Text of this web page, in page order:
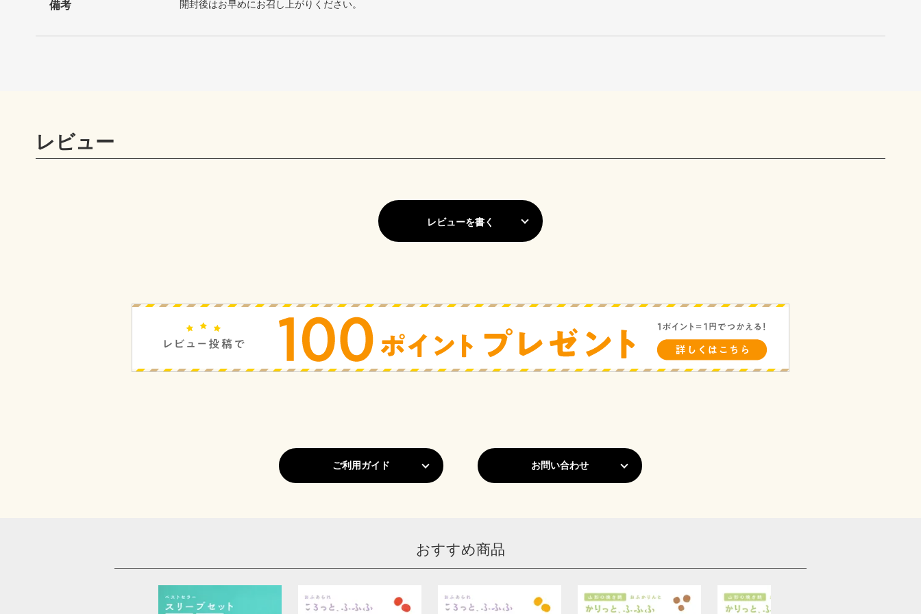
備考 開封後はお早めにお召し上がりください。
レビュー
レビューを書く
ご利用ガイド お問い合わせ
おすすめ商品